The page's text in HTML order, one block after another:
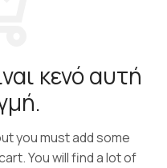
κενό αυτή
you must add some
You will find a lot of